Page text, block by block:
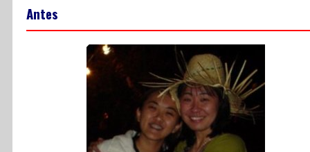
Antes